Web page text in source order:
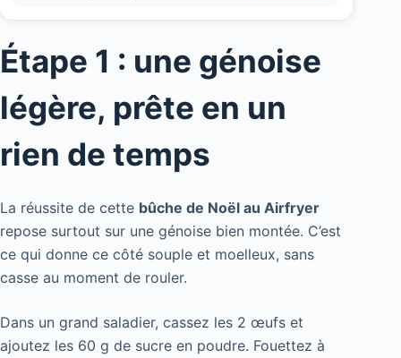
Étape 1 : une génoise
légère, prête en un
rien de temps
La réussite de cette bûche de Noël au Airfryer
repose surtout sur une génoise bien montée. C’est
ce qui donne ce côté souple et moelleux, sans
casse au moment de rouler.
Dans un grand saladier, cassez les 2 œufs et
ajoutez les 60 g de sucre en poudre. Fouettez à